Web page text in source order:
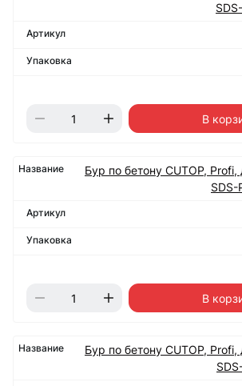
В
Бур по бетону CUTOP,
В
Бур по бетону CUTOP,